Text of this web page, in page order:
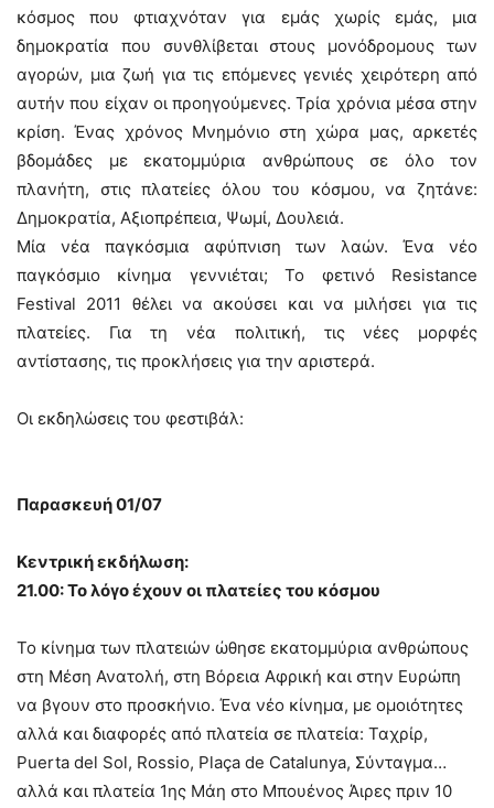
κόσμος που φτιαχνόταν για εμάς χωρίς εμάς, μια
δημοκρατία που συνθλίβεται στους μονόδρομους των
αγορών, μια ζωή για τις επόμενες γενιές χειρότερη από
αυτήν που είχαν οι προηγούμενες. Τρία χρόνια μέσα στην
κρίση. Ένας χρόνος Μνημόνιο στη χώρα μας, αρκετές
βδομάδες με εκατομμύρια ανθρώπους σε όλο τον
πλανήτη, στις πλατείες όλου του κόσμου, να ζητάνε:
Δημοκρατία, Αξιοπρέπεια, Ψωμί, Δουλειά.
Μία νέα παγκόσμια αφύπνιση των λαών. Ένα νέο
παγκόσμιο κίνημα γεννιέται; Το φετινό Resistance
Festival 2011 θέλει να ακούσει και να μιλήσει για τις
πλατείες. Για τη νέα πολιτική, τις νέες μορφές
αντίστασης, τις προκλήσεις για την αριστερά.
Οι εκδηλώσεις του φεστιβάλ:
Παρασκευή 01/07
Κεντρική εκδήλωση:
21.00: Το λόγο έχουν οι πλατείες του κόσμου
Το κίνημα των πλατειών ώθησε εκατομμύρια ανθρώπους
στη Μέση Ανατολή, στη Βόρεια Αφρική και στην Ευρώπη
να βγουν στο προσκήνιο. Ένα νέο κίνημα, με ομοιότητες
αλλά και διαφορές από πλατεία σε πλατεία: Ταχρίρ,
Puerta del Sol, Rossio, Plaça de Catalunya, Σύνταγμα…
αλλά και πλατεία 1ης Μάη στο Μπουένος Άιρες πριν 10